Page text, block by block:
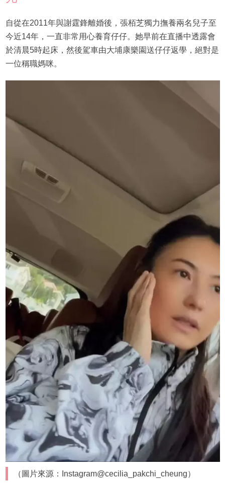
自從在2011年與謝霆鋒離婚後，張栢芝獨力撫養兩名兒子至
今近14年，一直非常用心養育仔仔。她早前在直播中透露會
於清晨5時起床，然後駕車由大埔康樂園送仔仔返學，絕對是
一位稱職媽咪。
（圖片來源：Instagram@cecilia_pakchi_cheung）